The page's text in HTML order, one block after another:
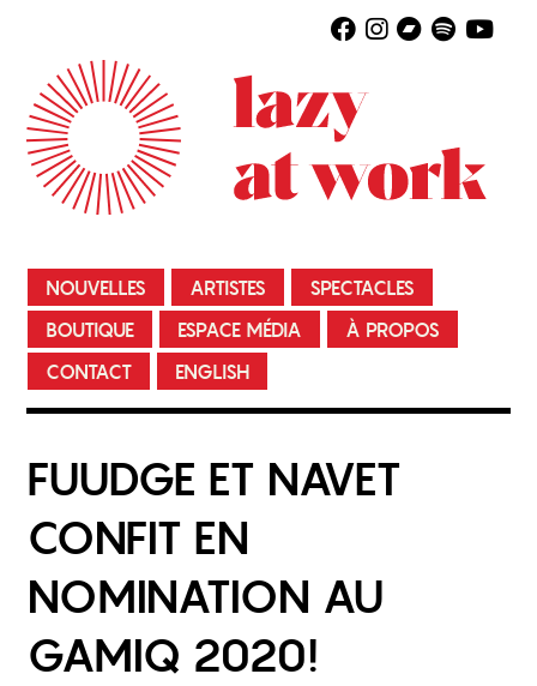
NOUVELLES ARTISTES
SPECTACLES
BOUTIQUE
ESPACE MÉDIA
À PROPOS
CONTACT
ENGLISH
FUUDGE ET NAVET
CONFIT EN
NOMINATION AU
GAMIQ 2020!